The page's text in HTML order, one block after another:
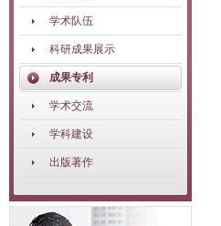
学术队伍
科研成果展示
成果专利
学术交流
学科建设
出版著作